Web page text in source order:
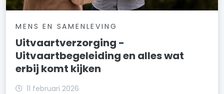
MENS EN SAMENLEVING
Uitvaartverzorging -
Uitvaartbegeleiding en alles wat
erbij komt kijken
11 februari 2026